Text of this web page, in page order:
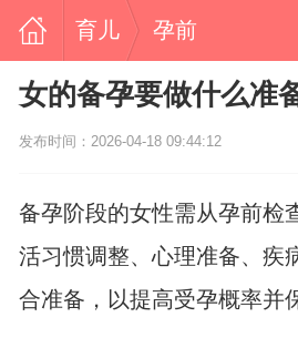
育儿 孕前
女的备孕要做什么准
发布时间：2026-04-18 09:44:12
备孕阶段的女性需从孕前检
活习惯调整、心理准备、疾
合准备，以提高受孕概率并